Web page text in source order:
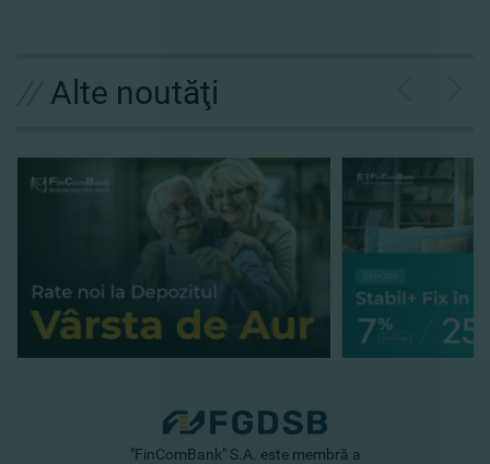
Alte noutăţi
"FinComBank" S.A. este membră a